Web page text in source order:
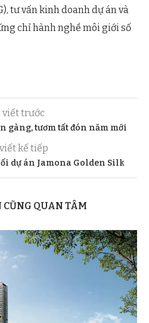
tư vấn kinh doanh dự án và
chỉ hành nghề môi giới số
viết trước
gàng, tươm tất đón năm mới
kế tiếp
dự án Jamona Golden Silk
CŨNG QUAN TÂM